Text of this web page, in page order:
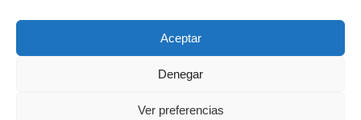
Aceptar
Denegar
Ver preferencias
Más Información sobre Cookies